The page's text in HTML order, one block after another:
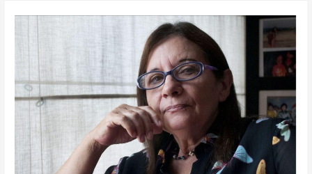
e
inaugura
exposición
homónima